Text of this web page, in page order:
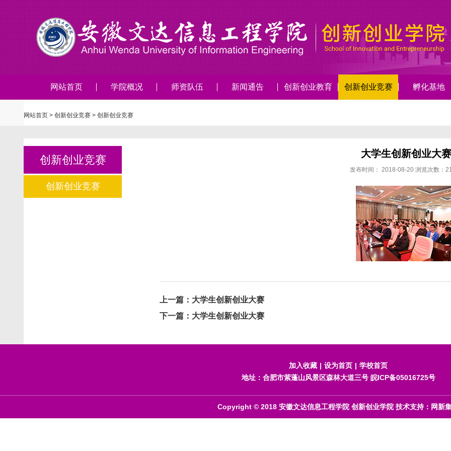
网站首页 学院概况 师资队伍 新闻通告 创新创业教育 创新创业竞赛 孵化基地
网站首页 > 创新创业竞赛 > 创新创业竞赛
创新创业竞赛
创新创业竞赛
大学生创新创业大赛
发布时间： 2018-08-20浏览次数：
上一篇： 大学生创新创业大赛
下一篇： 大学生创新创业大赛
加入收藏 | 设为首页 | 学校首页
地址：合肥市紫蓬山风景区森林大道三号 皖ICP备05016725号
Copyright © 2018 安徽文达信息工程学院 创新创业学院 技术支持： 网新